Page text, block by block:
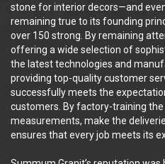
stone for interior decors—and
remaining true to its founding
over 150 strong. By remaining
offering a wide selection of
the latest technologies and
providing top-quality customer
successfully meets the
customers. By factory-training
measurements, make the
ensures that every job meets its